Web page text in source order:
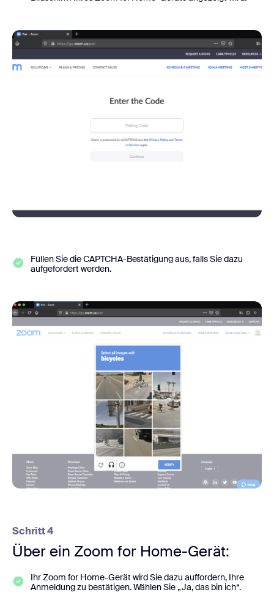
Füllen Sie die CAPTCHA-Bestätigung aus, falls Sie dazu
aufgefordert werden.
Schritt 4
Über ein Zoom for Home-Gerät:
Ihr Zoom for Home-Gerät wird Sie dazu auffordern, Ihre
Anmeldung zu bestätigen. Wählen Sie „Ja, das bin ich“.